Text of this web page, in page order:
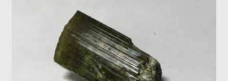
Tietosuojaseloste